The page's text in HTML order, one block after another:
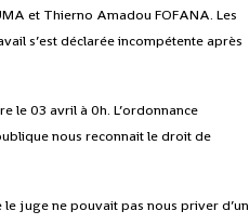
et Thierno Amadou FOFANA. Les
s’est déclarée incompétente après
le 03 avril à 0h. L’ordonnance
nous reconnait le droit de
juge ne pouvait pas nous priver d’un